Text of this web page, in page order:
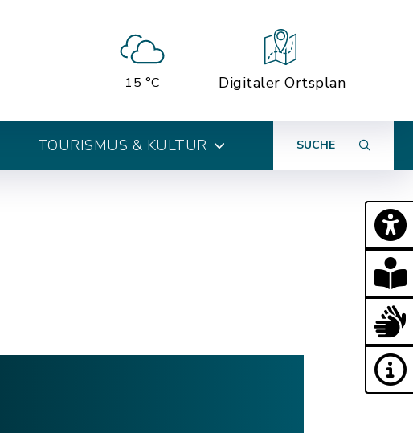
15 °C Digitaler Ortsplan
TOURISMUS & KULTUR SUCHE